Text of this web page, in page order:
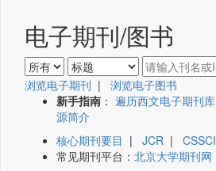
电子期刊/图书
浏览电子期刊 | 浏览电子图书
新手指南 ： 遍历西文电子期刊库
源简介
核心期刊要目 | JCR | CSSCI
常见期刊平台： 北京大学期刊网